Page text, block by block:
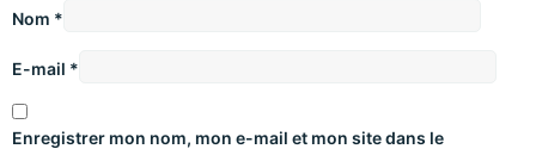
Nom *
E-mail *
Enregistrer mon nom, mon e-mail et mon site dans le